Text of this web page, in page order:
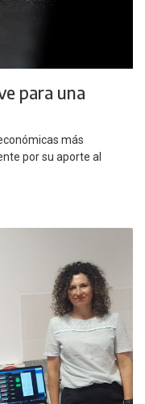
para una
más
por su aporte al